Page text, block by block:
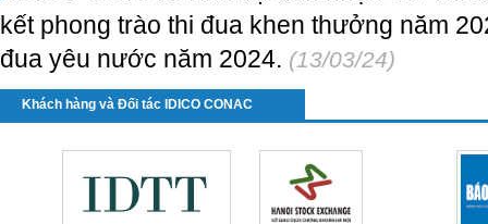
kết phong trào thi đua khen thưởng năm
đua yêu nước năm 2024. (13/03/24)
Khách hàng và Đối tác IDICO CONAC